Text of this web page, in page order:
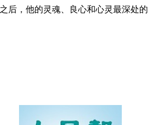
后，他的灵魂、良心和心灵最深处